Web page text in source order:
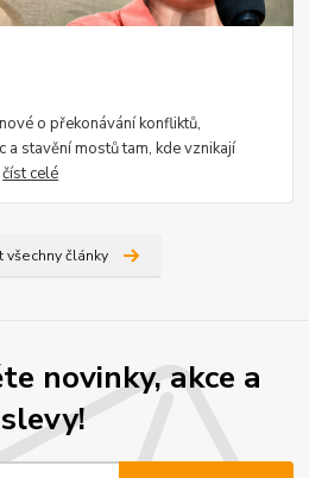
o překonávání konfliktů,
a stavění mostů tam, kde vznikají
číst celé
všechny články
novinky, akce a
slevy!